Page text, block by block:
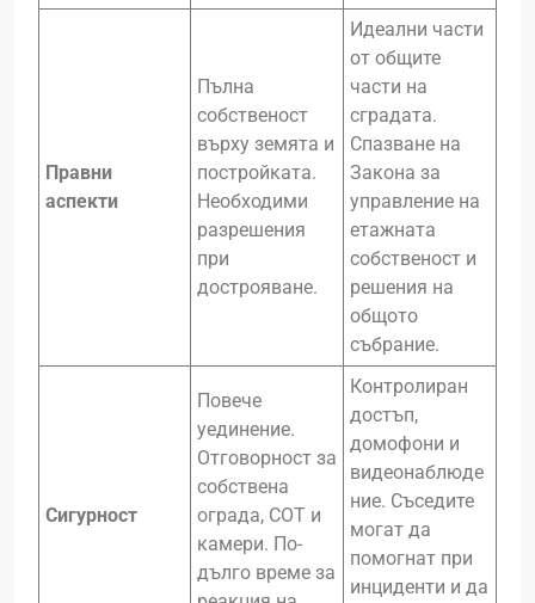
Правни
аспекти
Пълна
собственост
върху земята и
постройката.
Необходими
разрешения
при
дострояване.
Идеални части
от общите
части на
сградата.
Спазване на
Закона за
управление на
етажната
собственост и
решения на
общото
събрание.
Сигурност
Повече
уединение.
Отговорност за
собствена
ограда, СОТ и
камери. По-
дълго време за
Контролиран
достъп,
домофони и
видеонаблюде
ние. Съседите
могат да
помогнат при
инциденти и да